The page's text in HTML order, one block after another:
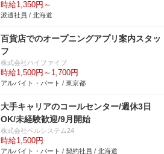
時給1,350円～
派遣社員 / 北海道
百貨店でのオープニングアプリ案内スタッ
フ
株式会社ハイファイブ
時給1,500円～1,700円
アルバイト・パート / 東京都
大手キャリアのコールセンター/週休3日
OK/未経験歓迎/9月開始
株式会社ベルシステム24
時給1,500円
アルバイト・パート / 契約社員 / 北海道